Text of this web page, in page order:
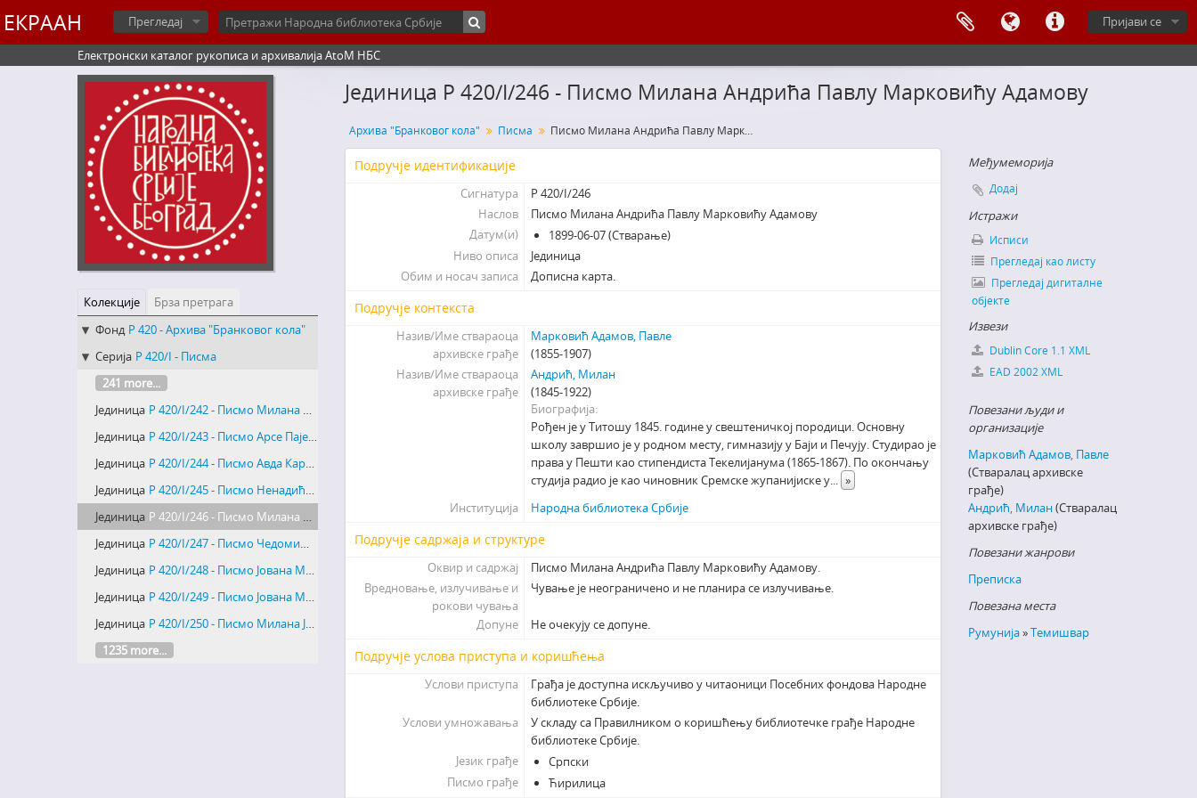
ЕКРААН Пријави се
Прегледај
Електронски каталог рукописа и архивалија AtoM НБС
Колекције
Брза претрага
Фонд Р 420 - Архива "Бранковог кола"
Серија Р 420/I - Писма
241 more...
Јединица Р 420/I/242 - Писмо Милана Марковића Павлу Марковићу Адамову
Јединица Р 420/I/243 - Писмо Арсе Пајевића Павлу Марковићу Адамову
Јединица Р 420/I/244 - Писмо Авда Карабеговића Павлу Марковићу Адамову
Јединица Р 420/I/245 - Писмо Ненадића Павлу Марковићу Адамову
Јединица Р 420/I/246 - Писмо Милана Андрића Павлу Марковићу Адамову
Јединица Р 420/I/247 - Писмо Чедомиља Мијатовића Павлу Марковићу Адамову
Јединица Р 420/I/248 - Писмо Јована Максимовића Павлу Марковићу Адамову
Јединица Р 420/I/249 - Писмо Јована Максимовића Павлу Марковићу Адамову
Јединица Р 420/I/250 - Писмо Милана Јовановића Батута Павлу Марковићу Адамову
1235 more...
Јединица Р 420/I/246 - Писмо Милана Андрића Павлу Марковићу Адамову
Архива "Бранковог кола" Писма Писмо Милана Андрића Павлу Марковићу Адамову
Подручје идентификације
Сигнатура
Р 420/I/246
Наслов
Писмо Милана Андрића Павлу Марковићу Адамову
Датум(и)
1899-06-07 (Стварање)
Ниво описа
Јединица
Обим и носач записа
Дописна карта.
Подручје контекста
Назив/Име ствараоца
архивске грађе
Марковић Адамов, Павле
(1855-1907)
Назив/Име ствараоца
архивске грађе
Андрић, Милан
(1845-1922)
Биографија
Рођен је у Титошу 1845. године у свештеничкој породици. Основну
школу завршио је у родном месту, гимназију у Баји и Печују. Студирао је
права у Пешти као стипендиста Текелијанума (1865-1867). По окончању
студија радио је као чиновник Сремске жупанијиске у... »
Институција
Народна библиотека Србије
Подручје садржаја и структуре
Оквир и садржај
Писмо Милана Андрића Павлу Марковићу Адамову.
Вредновање, излучивање и
рокови чувања
Чување је неограничено и не планира се излучивање.
Допуне Не очекују се допуне.
Подручје услова приступа и коришћења
Услови приступа
Грађа је доступна искључиво у читаоници Посебних фондова Народне
библиотеке Србије.
Услови умножавања
У складу са Правилником о коришћењу библиотечке грађе Народне
библиотеке Србије.
Језик грађе
Српски
Писмо грађе
Ћирилица
Међумеморија
Додај
Истражи
Исписи
Прегледај као листу
Прегледај дигиталне
објекте
Извези
Dublin Core 1.1 XML
EAD 2002 XML
Повезани људи и
организације
Марковић Адамов, Павле
(Стваралац архивске
грађе)
Андрић, Милан(Стваралац
архивске грађе)
Повезани жанрови
Преписка
Повезана места
Румунија»Темишвар